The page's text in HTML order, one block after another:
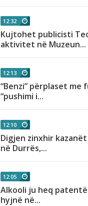
12:32
Kujtohet publicisti
aktivitet në Muzeun...
12:13
“Benzi” përplaset me
“pushimi i...
12:10
Digjen zinxhir
në Durrës,...
12:05
Alkooli ju heq
hyjnë në...